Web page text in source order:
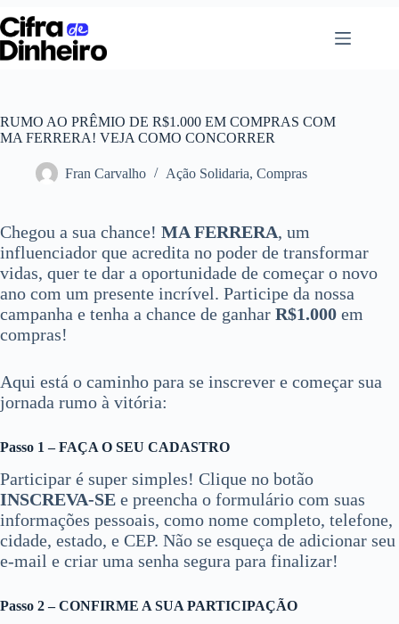
Pular
para
o
conteúdo
RUMO AO PRÊMIO DE R$1.000 EM COMPRAS COM
MA FERRERA! VEJA COMO CONCORRER
Fran Carvalho Ação Solidaria, Compras
Chegou a sua chance! MA FERRERA, um
influenciador que acredita no poder de transformar
vidas, quer te dar a oportunidade de começar o novo
ano com um presente incrível. Participe da nossa
campanha e tenha a chance de ganhar R$1.000 em
compras!
Aqui está o caminho para se inscrever e começar sua
jornada rumo à vitória:
Passo 1 – FAÇA O SEU CADASTRO
Participar é super simples! Clique no botão
INSCREVA-SE e preencha o formulário com suas
informações pessoais, como nome completo, telefone,
cidade, estado, e CEP. Não se esqueça de adicionar seu
e-mail e criar uma senha segura para finalizar!
Passo 2 – CONFIRME A SUA PARTICIPAÇÃO